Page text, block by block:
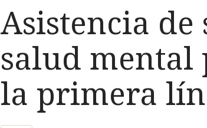
Asistencia de
salud mental
la primera